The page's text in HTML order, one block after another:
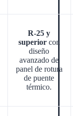
R-25 y
superiorcon
diseño
avanzado de
panel de rotura
de puente
térmico.